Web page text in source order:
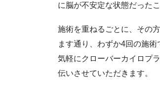
に脳が不安定な状態だった
施術を重ねるごとに、その
ます通り、わずか4回の施
気軽にクローバーカイロプ
伝いさせていただきます。